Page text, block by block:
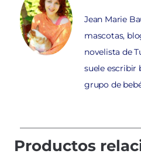
Jean Marie
mascotas,
novelista de
suele escribir
grupo de
Productos